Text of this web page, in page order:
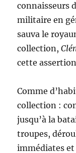
connaisseurs
militaire en
sauva le
collection,
cette
Comme
collection :
jusqu’à la
troupes,
immédiates